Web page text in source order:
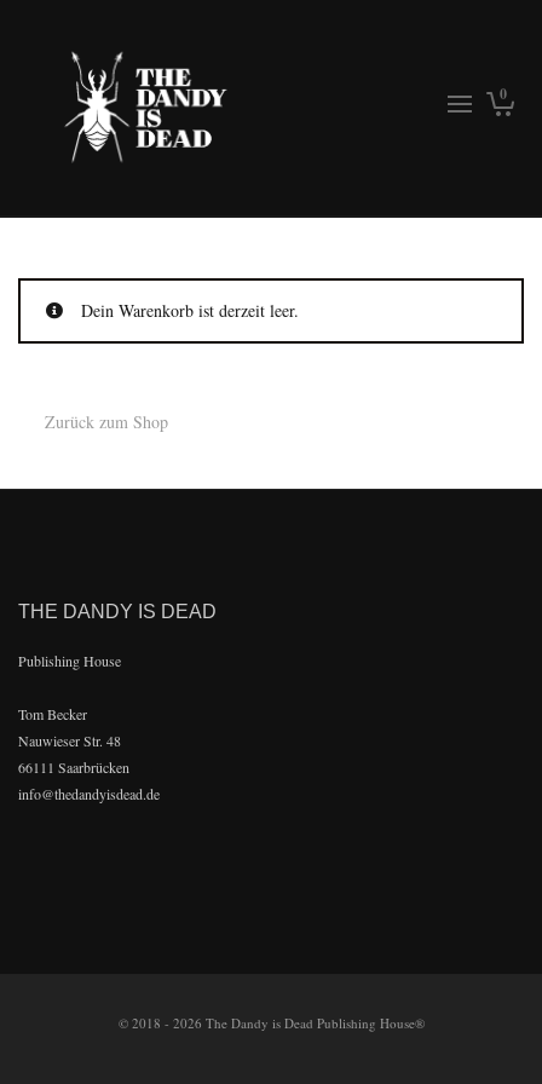
0
Dein Warenkorb ist derzeit leer.
Zurück zum Shop
THE DANDY IS DEAD
Publishing House
Tom Becker
Nauwieser Str. 48
66111 Saarbrücken
info@thedandyisdead.de
© 2018 - 2026 The Dandy is Dead Publishing House®